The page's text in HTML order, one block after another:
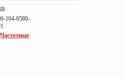
104-0580-
Частотные